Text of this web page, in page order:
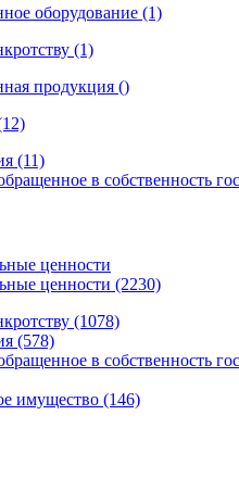
оборудование (1)
(1)
продукция ()
(11)
в собственность
ценности
ценности (2230)
(1078)
(578)
в собственность
имущество (146)